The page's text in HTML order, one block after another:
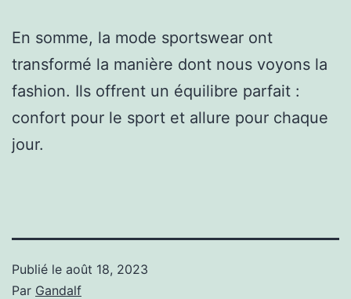
En somme, la mode sportswear ont
transformé la manière dont nous voyons la
fashion. Ils offrent un équilibre parfait :
confort pour le sport et allure pour chaque
jour.
Publié le août 18, 2023
Par Gandalf